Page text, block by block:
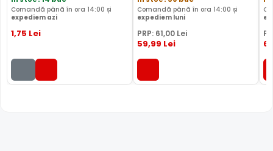
Comandă până în ora 14:00 și
expediem azi
1,75 Lei
Comandă până în ora 14:00 și
expediem luni
PRP: 61,00 Lei
59,99 Lei